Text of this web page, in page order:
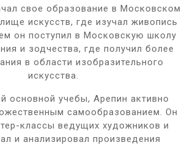
свое образование в Московском
искусств, где изучал живопись
он поступил в Московскую школу
и зодчества, где получил более
в области изобразительного
искусства.
основной учебы, Арепин активно
самообразованием. Он
классы ведущих художников и
и анализировал произведения